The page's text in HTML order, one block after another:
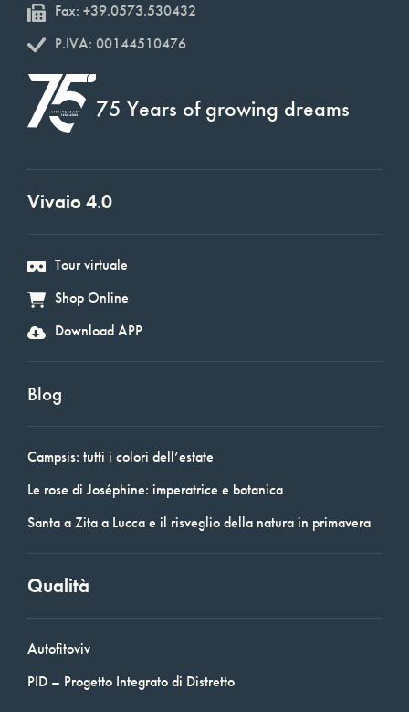
Fax: +39.0573.530432
P.IVA: 00144510476
75 Years of growing dreams
Vivaio 4.0
Tour virtuale
Shop Online
Download APP
Blog
Campsis: tutti i colori dell’estate
Le rose di Joséphine: imperatrice e botanica
Santa a Zita a Lucca e il risveglio della natura in primavera
Qualità
Autofitoviv
PID – Progetto Integrato di Distretto